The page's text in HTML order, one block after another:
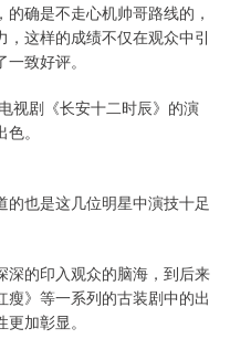
确是不走心机帅哥路线的，
这样的成绩不仅在观众中引
致好评。
视剧《长安十二时辰》的演
。
也是这几位明星中演技十足
深的印入观众的脑海，到后来
》等一系列的古装剧中的出
加彰显。